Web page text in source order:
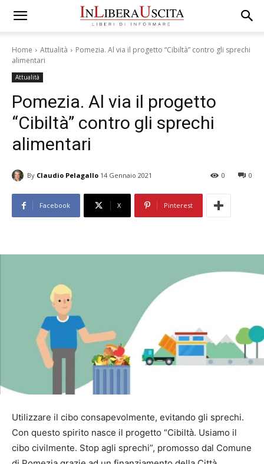
Home Attualità
Pomezia. Al via il progetto “Cibiltà” contro gli sprechi
alimentari
Attualità
Pomezia. Al via il progetto
“Cibiltà” contro gli sprechi
alimentari
By Claudio Pelagallo 14 Gennaio 2021 0
0
Facebook X Pinterest
Utilizzare il cibo consapevolmente, evitando gli sprechi.
Con questo spirito nasce il progetto “Cibiltà. Usiamo il
cibo civilmente. Stop agli sprechi”, promosso dal Comune